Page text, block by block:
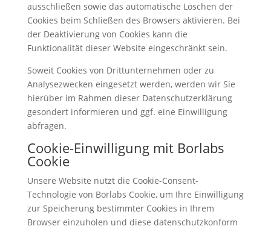
ausschließen sowie das automatische Löschen der
Cookies beim Schließen des Browsers aktivieren. Bei
der Deaktivierung von Cookies kann die
Funktionalität dieser Website eingeschränkt sein.
Soweit Cookies von Drittunternehmen oder zu
Analysezwecken eingesetzt werden, werden wir Sie
hierüber im Rahmen dieser Datenschutzerklärung
gesondert informieren und ggf. eine Einwilligung
abfragen.
Cookie-Einwilligung mit Borlabs
Cookie
Unsere Website nutzt die Cookie-Consent-
Technologie von Borlabs Cookie, um Ihre Einwilligung
zur Speicherung bestimmter Cookies in Ihrem
Browser einzuholen und diese datenschutzkonform